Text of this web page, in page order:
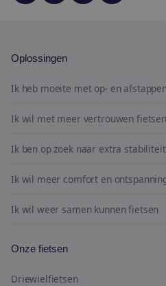
Oplossingen
Ik heb moeite met op- en afstappen
Ik wil met meer vertrouwen fietsen
Ik ben op zoek naar extra stabiliteit
Ik wil meer comfort en
Ik wil weer samen kunnen fietsen
Onze fietsen
Driewielfietsen